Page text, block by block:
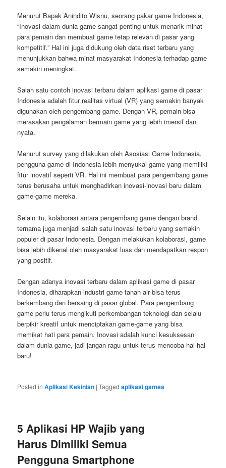
Menurut Bapak Anindito Wisnu, seorang pakar game Indonesia,
“Inovasi dalam dunia game sangat penting untuk menarik minat
para pemain dan membuat game tetap relevan di pasar yang
kompetitif.” Hal ini juga didukung oleh data riset terbaru yang
menunjukkan bahwa minat masyarakat Indonesia terhadap game
semakin meningkat.
Salah satu contoh inovasi terbaru dalam aplikasi game di pasar
Indonesia adalah fitur realitas virtual (VR) yang semakin banyak
digunakan oleh pengembang game. Dengan VR, pemain bisa
merasakan pengalaman bermain game yang lebih imersif dan
nyata.
Menurut survey yang dilakukan oleh Asosiasi Game Indonesia,
pengguna game di Indonesia lebih menyukai game yang memiliki
fitur inovatif seperti VR. Hal ini membuat para pengembang game
terus berusaha untuk menghadirkan inovasi-inovasi baru dalam
game-game mereka.
Selain itu, kolaborasi antara pengembang game dengan brand
ternama juga menjadi salah satu inovasi terbaru yang semakin
populer di pasar Indonesia. Dengan melakukan kolaborasi, game
bisa lebih dikenal oleh masyarakat luas dan mendapatkan respon
yang positif.
Dengan adanya inovasi terbaru dalam aplikasi game di pasar
Indonesia, diharapkan industri game tanah air bisa terus
berkembang dan bersaing di pasar global. Para pengembang
game perlu terus mengikuti perkembangan teknologi dan selalu
berpikir kreatif untuk menciptakan game-game yang bisa
memikat hati para pemain. Inovasi adalah kunci kesuksesan
dalam dunia game, jadi jangan ragu untuk terus mencoba hal-hal
baru!
Posted in Aplikasi Kekinian |Tagged aplikasi games
5 Aplikasi HP Wajib yang
Harus Dimiliki Semua
Pengguna Smartphone